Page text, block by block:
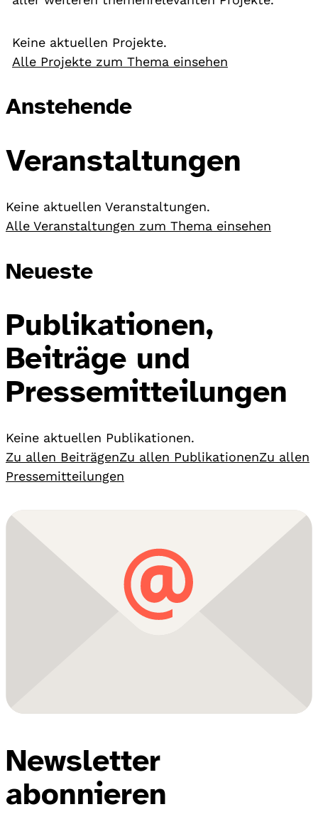
Keine aktuellen Projekte.
Alle Projekte zum Thema einsehen
Anstehende
Veranstaltungen
Keine aktuellen Veranstaltungen.
Alle Veranstaltungen zum Thema einsehen
Neueste
Publikationen,
Beiträge und
Pressemitteilungen
Keine aktuellen Publikationen.
Zu allen BeiträgenZu allen PublikationenZu allen
Pressemitteilungen
Newsletter
abonnieren